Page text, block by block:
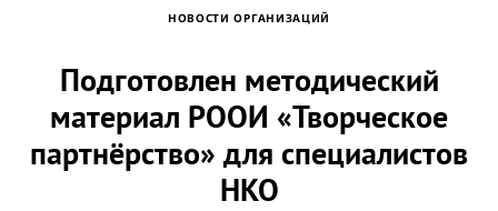
НОВОСТИ ОРГАНИЗАЦИЙ
Подготовлен методический
материал РООИ «Творческое
партнёрство» для специалистов
НКО